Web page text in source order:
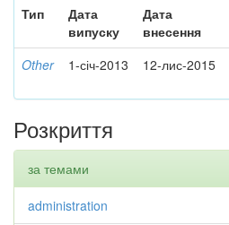
Тип
Дата
випуску
Дата
внесення
Other 1-січ-2013 12-лис-2015
Розкриття
за темами
administration